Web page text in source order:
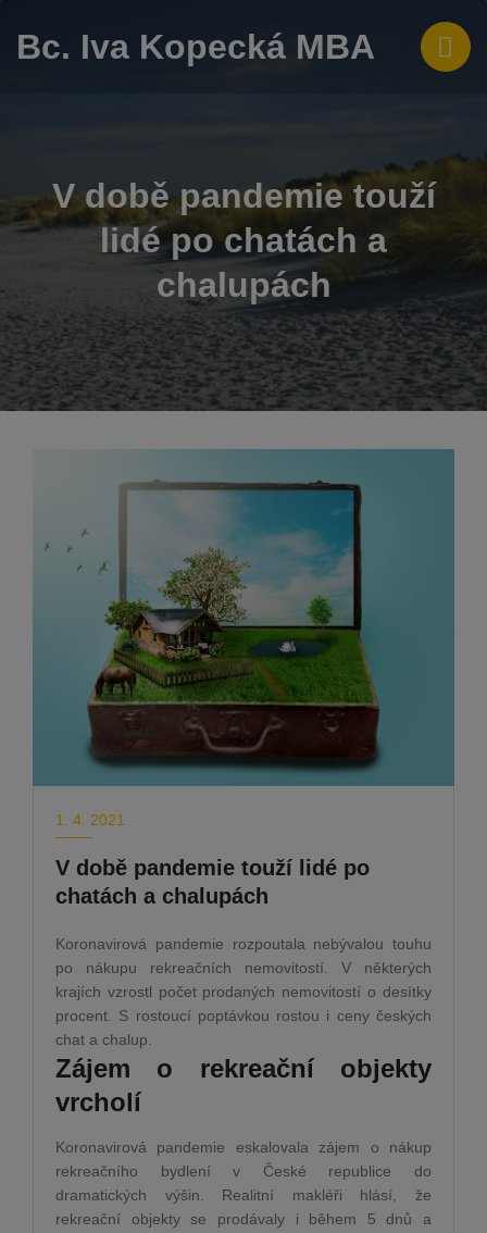
Bc. Iva Kopecká MBA
V době pandemie touží
lidé po chatách a
chalupách
1. 4. 2021
V době pandemie touží lidé po
chatách a chalupách
Koronavirová pandemie rozpoutala nebývalou touhu
po nákupu rekreačních nemovitostí. V některých
krajích vzrostl počet prodaných nemovitostí o desítky
procent. S rostoucí poptávkou rostou i ceny českých
chat a chalup.
Zájem o rekreační objekty
vrcholí
Koronavirová pandemie eskalovala zájem o nákup
rekreačního bydlení v České republice do
dramatických výšin. Realitní makléři hlásí, že
rekreační objekty se prodávaly i během 5 dnů a